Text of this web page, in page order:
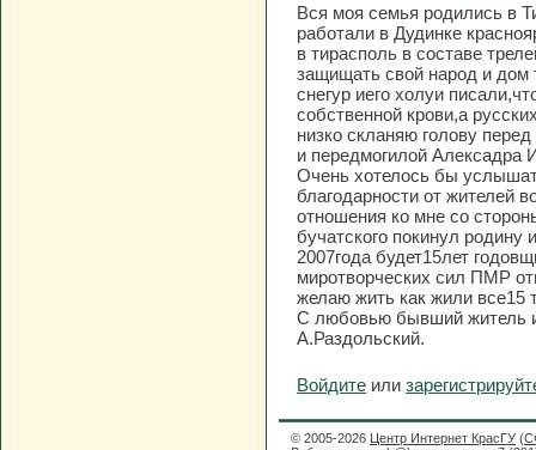
Вся моя семья родились в
работали в Дудинке
в тирасполь в составе
защищать свой народ и дом
снегур иего холуи
собственной крови,а
низко скланяю голову
и передмогилой Алексадра
Очень хотелось бы
благодарности от жителей
отношения ко мне со
бучатского покинул
2007года будет15лет
миротворческих сил ПМР
желаю жить как жили все15
С любовью бывший житель
А.Раздольский.
Войдите или
© 2005-2026 Центр Интернет КрасГУ (